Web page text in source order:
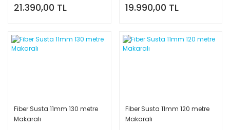
21.390,00 TL 19.990,00 TL
Fiber Susta 11mm 130 metre
Makaralı
Fiber Susta 11mm 120 metre
Makaralı